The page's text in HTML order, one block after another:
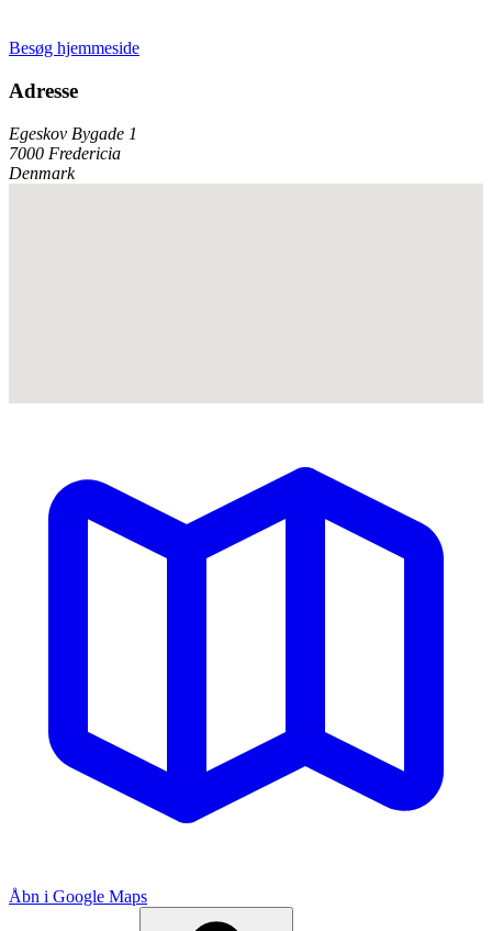
Besøg hjemmeside
Adresse
Egeskov Bygade 1
7000 Fredericia
Denmark
Åbn i Google Maps